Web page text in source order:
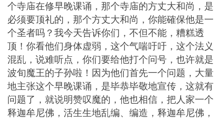
个寺庙在修早晚课诵，那个寺庙的方丈大和尚，是
必须要顶礼的，那个方丈大和尚，你能確保他是一
个圣者吗？我今天告诉你们，不但不能，糟糕透
顶！你看他们身体虚弱，这个气喘吁吁，这个法义
混乱，说难听点，你们要给他打个问号，也许就是
波旬魔王的子孙啦！因为他们首先一个问题，大量
地主张这个早晚课诵，是毕恭毕敬地宣传，这就有
问题了，就说明赞叹魔的，他也相信，把人家一个
释迦牟尼佛，活生生地乱编、编造，释迦牟尼佛，